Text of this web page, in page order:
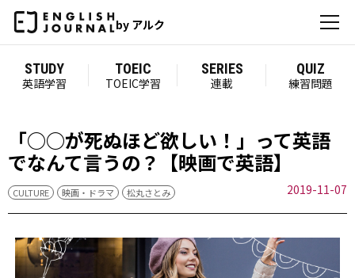
by アルク
STUDY
英語学習
TOEIC
TOEIC学習
SERIES
連載
QUIZ
練習問題
「○○が死ぬほど欲しい！」って英語
でなんて言うの？【映画で英語】
CULTURE 映画・ドラマ 松丸さとみ 2019-11-07